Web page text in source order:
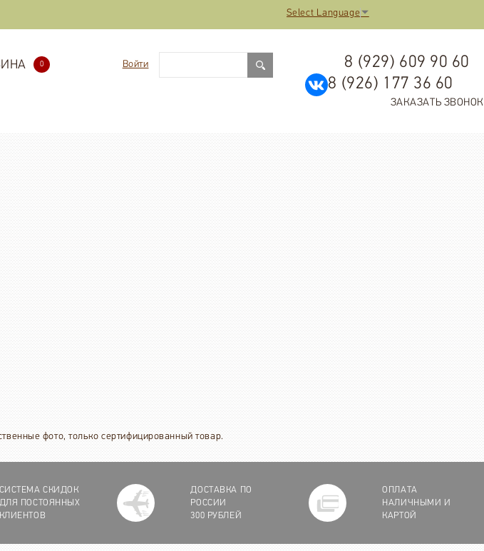
Select Language ▼
0
8 (929) 609 90 60
8 (926) 177 36 60
ЗАКАЗАТЬ ЗВОНОК
Войти
фото, только сертифицированный товар.
СИСТЕМА СКИДОК
ДЛЯ ПОСТОЯННЫХ
КЛИЕНТОВ
ДОСТАВКА ПО
РОССИИ
300 РУБЛЕЙ
ОПЛАТА
НАЛИЧНЫМИ И
КАРТОЙ